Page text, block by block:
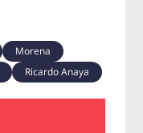
Morena
Ricardo Anaya